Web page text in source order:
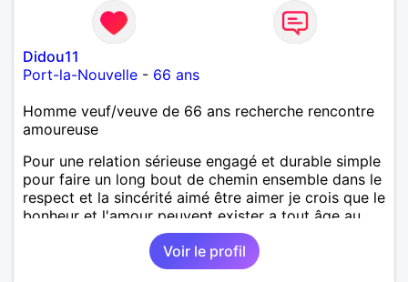
Didou11
Port-la-Nouvelle - 66 ans
Homme veuf/veuve de 66 ans recherche rencontre
amoureuse
Pour une relation sérieuse engagé et durable simple
pour faire un long bout de chemin ensemble dans le
respect et la sincérité aimé être aimer je crois que le
bonheur et l'amour peuvent exister a tout âge au
Voir le profil